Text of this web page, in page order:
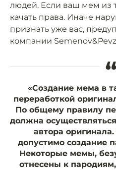
людей. Если ваш мем из
качать права. Иначе
признать уже вас,
компании
“
«Создание мема в
переработкой
По общему правилу
должна
автора
допустимо создание
Некоторые мемы,
отнесены к